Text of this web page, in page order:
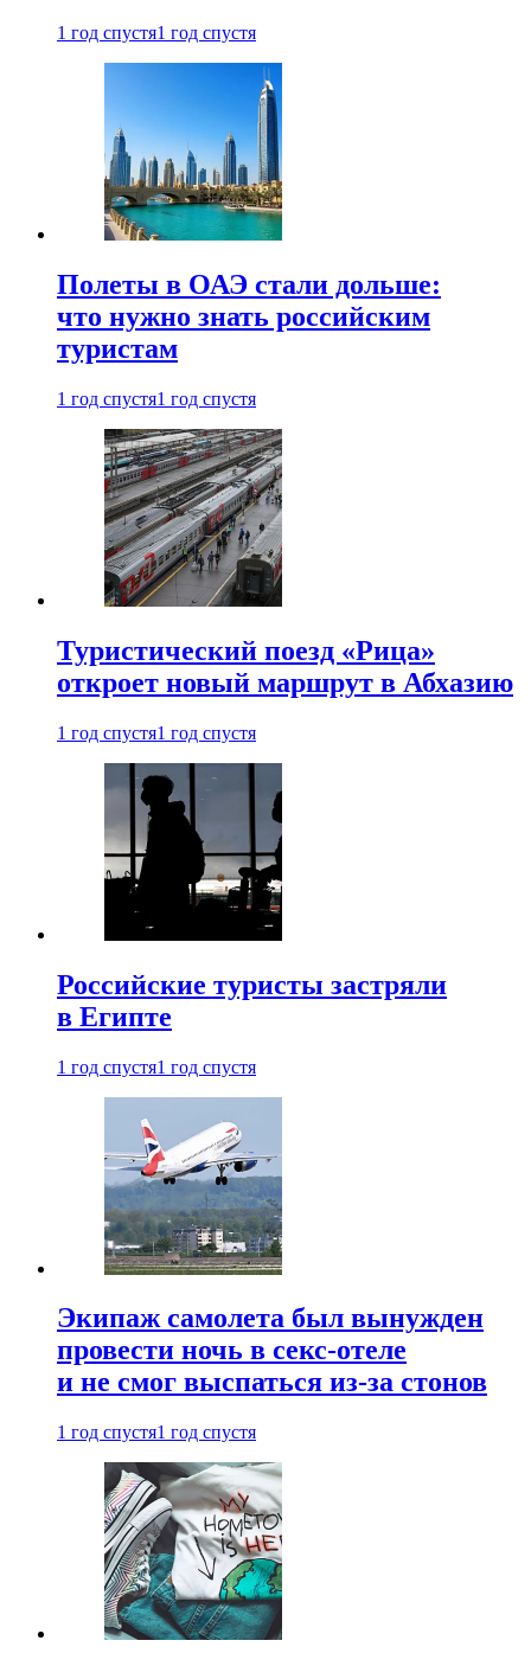
1 год спустя1 год спустя
Полеты в ОАЭ стали дольше:
что нужно знать российским
туристам
1 год спустя1 год спустя
Туристический поезд «Рица»
откроет новый маршрут в Абхазию
1 год спустя1 год спустя
Российские туристы застряли
в Египте
1 год спустя1 год спустя
Экипаж самолета был вынужден
провести ночь в секс-отеле
и не смог выспаться из-за стонов
1 год спустя1 год спустя